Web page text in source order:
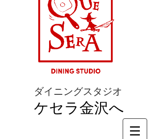
ダイニングスタジオ
ケセラ金沢へ